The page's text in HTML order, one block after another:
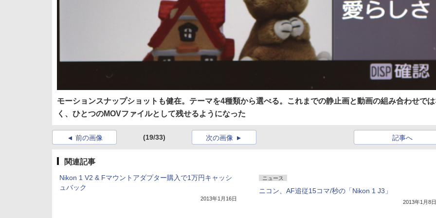
モーションスナップショットも健在。テーマを4種類から選べる。これまでの静止画と動画の組み合わせで
く、ひとつのMOVファイルとして残せるようになった
前の画像 (19/33) 記事へ
次の画像
関連記事
Nikon 1 V2 & Fマウントアダプター購入で1万円キャッシ
ュバック
2013年1月16日
ニュース
ニコン、AF追従15コマ/秒の「Nikon 1 J3」
2013年1月8日